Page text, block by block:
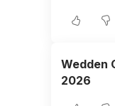
Wedden
2026